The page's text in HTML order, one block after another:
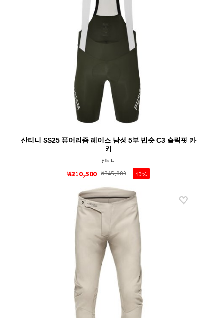
산티니 SS25 퓨어리즘 레이스 남성 5부 빕숏 C3 슬릭핏 카
키
산티니
₩310,500 ₩345,000 10%